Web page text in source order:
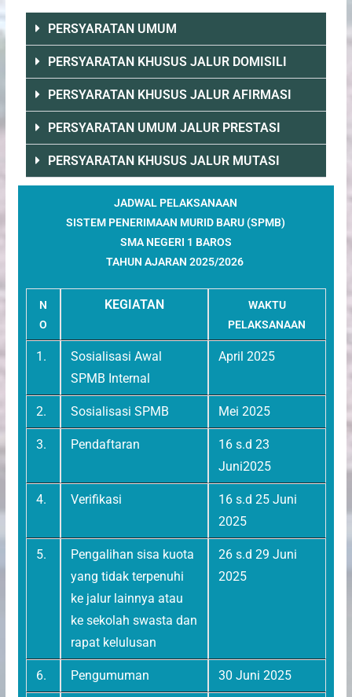
PERSYARATAN UMUM
PERSYARATAN KHUSUS JALUR DOMISILI
PERSYARATAN KHUSUS JALUR AFIRMASI
PERSYARATAN UMUM JALUR PRESTASI
PERSYARATAN KHUSUS JALUR MUTASI
JADWAL PELAKSANAAN
SISTEM PENERIMAAN MURID BARU (SPMB)
SMA NEGERI 1 BAROS
TAHUN AJARAN 2025/2026
N
O
KEGIATAN
WAKTU
PELAKSANAAN
1.
Sosialisasi Awal
SPMB Internal
April 2025
2. Sosialisasi SPMB Mei 2025
3. Pendaftaran
16 s.d 23
Juni2025
4. Verifikasi
16 s.d 25 Juni
2025
5.
Pengalihan sisa kuota
yang tidak terpenuhi
ke jalur lainnya atau
ke sekolah swasta dan
rapat kelulusan
26 s.d 29 Juni
2025
6. Pengumuman 30 Juni 2025